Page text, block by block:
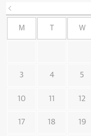
M W
3 4 5
10 11 12
17 18 19